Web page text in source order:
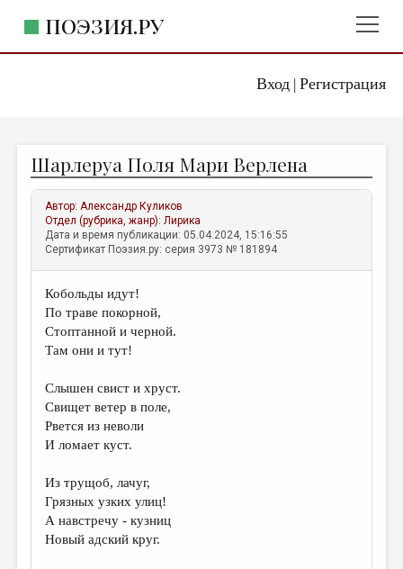
Вход| Регистрация
ПОЭЗИЯ.РУ
ЖАНРЫ
АВТОРЫ
КОММЕНТАРИИ
ЛИТСАЛОН
НОВОСТИ
ПРАВИЛА САЙТА
ИЗБРАННОЕ
ДАЙДЖЕСТ
ПЕРЕВОДЫ
КОНКУРСЫ
Шарлеруа Поля Мари Верлена
Автор:Александр Куликов
Отдел (рубрика, жанр):Лирика
Дата и время публикации: 05.04.2024, 15:16:55
Сертификат Поэзия.ру: серия 3973 № 181894
Кобольды идут!
По траве покорной,
Стоптанной и черной.
Там они и тут!
Слышен свист и хруст.
Свищет ветер в поле,
Рвется из неволи
И ломает куст.
Из трущоб, лачуг,
Грязных узких улиц!
А навстречу - кузниц
Новый адский круг.